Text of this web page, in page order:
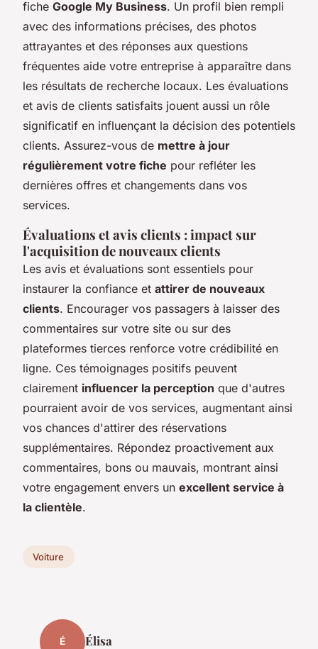
fiche Google My Business. Un profil bien rempli
avec des informations précises, des photos
attrayantes et des réponses aux questions
fréquentes aide votre entreprise à apparaître dans
les résultats de recherche locaux. Les évaluations
et avis de clients satisfaits jouent aussi un rôle
significatif en influençant la décision des potentiels
clients. Assurez-vous de mettre à jour
régulièrement votre fiche pour refléter les
dernières offres et changements dans vos
services.
Évaluations et avis clients : impact sur
l'acquisition de nouveaux clients
Les avis et évaluations sont essentiels pour
instaurer la confiance et attirer de nouveaux
clients. Encourager vos passagers à laisser des
commentaires sur votre site ou sur des
plateformes tierces renforce votre crédibilité en
ligne. Ces témoignages positifs peuvent
clairement influencer la perception que d'autres
pourraient avoir de vos services, augmentant ainsi
vos chances d'attirer des réservations
supplémentaires. Répondez proactivement aux
commentaires, bons ou mauvais, montrant ainsi
votre engagement envers un excellent service à
la clientèle.
Voiture
É Élisa